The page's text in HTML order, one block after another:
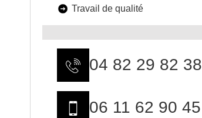
Travail de qualité
04 82 29 82 38
06 11 62 90 45